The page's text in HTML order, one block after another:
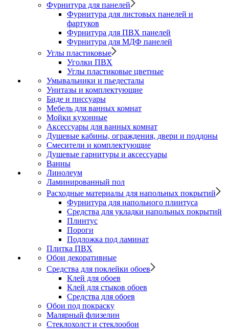
Фурнитура для панелей
Фурнитура для листовых панелей и
фартуков
Фурнитура для ПВХ панелей
Фурнитура для МДФ панелей
Углы пластиковые
Уголки ПВХ
Углы пластиковые цветные
Умывальники и пьедесталы
Унитазы и комплектующие
Биде и писсуары
Мебель для ванных комнат
Мойки кухонные
Аксессуары для ванных комнат
Душевые кабины, ограждения, двери и поддоны
Смесители и комплектующие
Душевые гарнитуры и аксессуары
Ванны
Линолеум
Ламинированный пол
Расходные материалы для напольных покрытий
Фурнитура для напольного плинтуса
Средства для укладки напольных покрытий
Плинтус
Пороги
Подложка под ламинат
Плитка ПВХ
Обои декоративные
Средства для поклейки обоев
Клей для обоев
Клей для стыков обоев
Средства для обоев
Обои под покраску
Малярный флизелин
Стеклохолст и стеклообои